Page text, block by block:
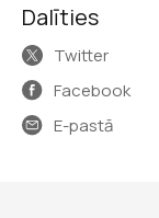
Dalīties
Twitter
Facebook
E-pastā